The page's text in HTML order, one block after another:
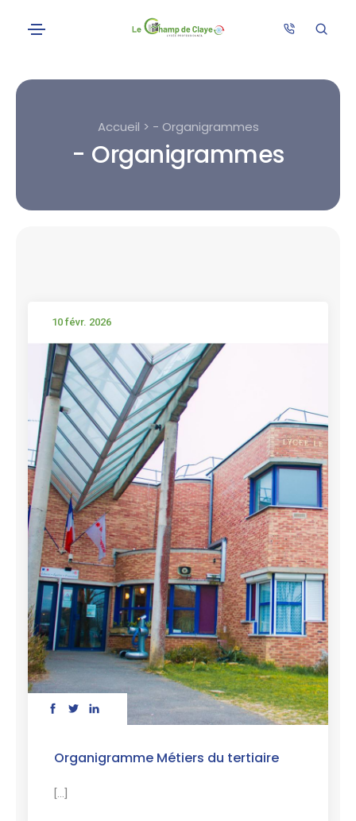
Accueil > - Organigrammes
- Organigrammes
10 févr. 2026
Organigramme Métiers du tertiaire
[...]